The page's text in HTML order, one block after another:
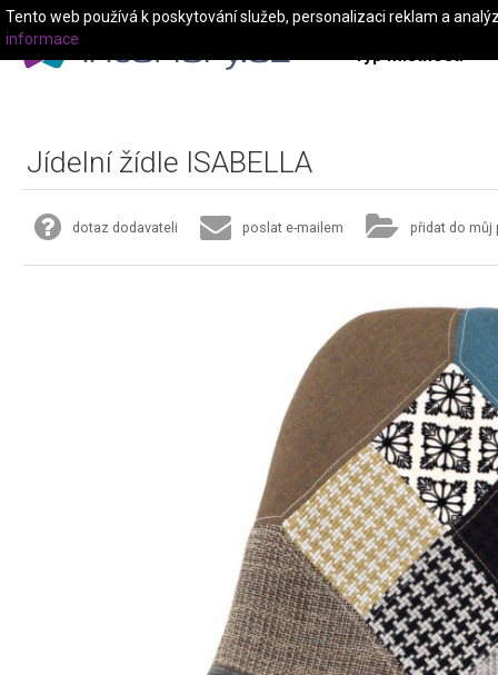
Typ místnosti
Jídelní žídle ISABELLA
dotaz dodavateli poslat e-mailem přidat do můj
Tento web používá k poskytování služeb, personalizaci reklam a
informace